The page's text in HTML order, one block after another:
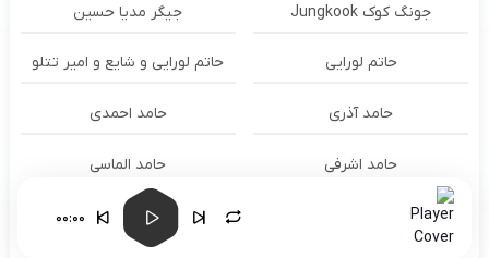
جونگ کوک Jungkook جیگر مدیا حسین
حاتم لورایی حاتم لورایی و شایع و امیر تتلو
حامد آذری حامد احمدی
حامد اشرفی حامد الماسی
حامد برزگری 00:00